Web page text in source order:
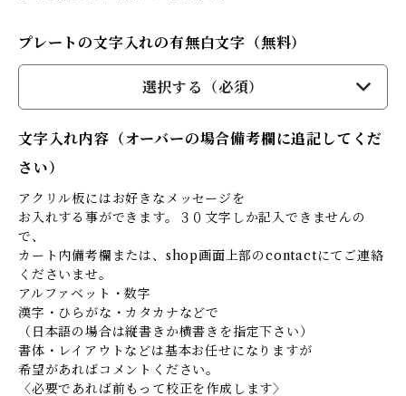
プレートの文字入れの有無白文字（無料）
選択する（必須）
文字入れ内容（オーバーの場合備考欄に追記してくだ
さい）
アクリル板にはお好きなメッセージを
お入れする事ができます。３０文字しか記入できませんの
で、
カート内備考欄または、shop画面上部のcontactにてご連絡
くださいませ。
アルファベット・数字
漢字・ひらがな・カタカナなどで
（日本語の場合は縦書きか横書きを指定下さい）
書体・レイアウトなどは基本お任せになりますが
希望があればコメントください。
〈必要であれば前もって校正を作成します〉